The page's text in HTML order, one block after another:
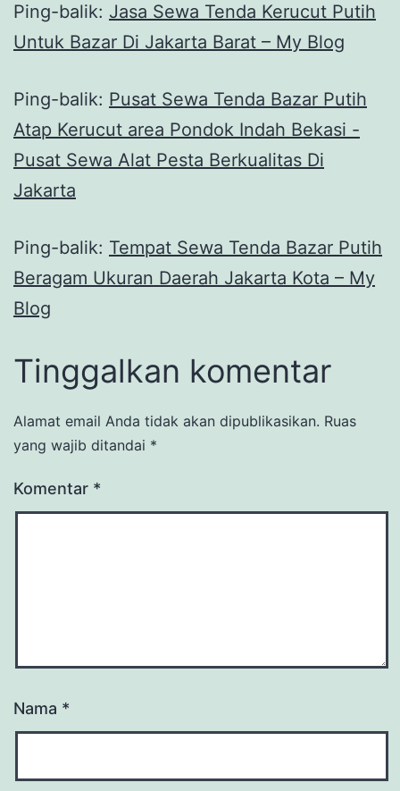
Ping-balik: Jasa Sewa Tenda Kerucut Putih
Untuk Bazar Di Jakarta Barat – My Blog
Ping-balik: Pusat Sewa Tenda Bazar Putih
Atap Kerucut area Pondok Indah Bekasi -
Pusat Sewa Alat Pesta Berkualitas Di
Jakarta
Ping-balik: Tempat Sewa Tenda Bazar Putih
Beragam Ukuran Daerah Jakarta Kota – My
Blog
Tinggalkan komentar
Alamat email Anda tidak akan dipublikasikan. Ruas
yang wajib ditandai *
Komentar *
Nama *